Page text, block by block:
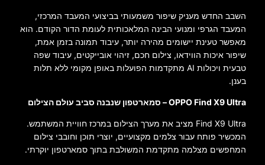
השבב החדש מעניק שיפור משמעותי בביצועי המעבד המרכזי,
המעבד הגרפי ומנועי הבינה המלאכותית לעומת הדור הקודם. הוא
מאפשר טעינת יישומים מהירה יותר, עיבוד תמונה בזמן אמת,
שיפור איכות הווידאו, צילום חכם, זיהוי אובייקטים, עיבוד שפה
טבעית ויכולות AI מתקדמות הפועלות באופן מקומי ללא תלות
בענן.
OPPO Find X9 Ultra – סמארטפון שנבנה סביב עולם הצילום
Find X9 Ultra מציב את מערך הצילום במרכז חוויית המשתמש.
המכשיר פותח עבור צלמים מקצועיים, יוצרי תוכן וחובבי צילום
המחפשים מצלמה מתקדמת המשולבת בתוך סמארטפון יוקרתי.